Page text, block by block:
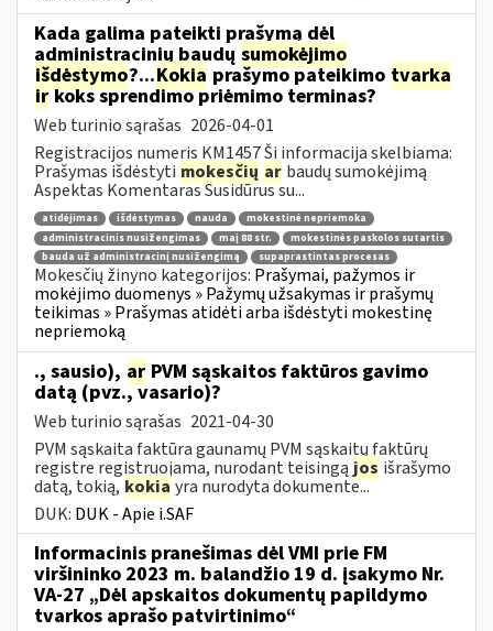
Kada galima pateikti prašymą dėl
administracinių baudų sumokėjimo
išdėstymo?...Kokia prašymo pateikimo tvarka
irkoks sprendimo priėmimo terminas?
Web turinio sąrašas 2026-04-01
Registracijos numeris KM1457 Ši informacija skelbiama:
Prašymas išdėstyti mokesčių ar baudų sumokėjimą
Aspektas Komentaras Susidūrus su...
atidėjimas išdėstymas nauda
mokestinė nepriemoka
administracinis nusižengimas
maį 88 str.
mokestinės paskolos sutartis
bauda už administracinį nusižengimą
supaprastintas procesas
Mokesčių žinyno kategorijos: Prašymai, pažymos ir
mokėjimo duomenys » Pažymų užsakymas ir prašymų
teikimas » Prašymas atidėti arba išdėstyti mokestinę
nepriemoką
., sausio), ar PVM sąskaitos faktūros gavimo
datą (pvz., vasario)?
Web turinio sąrašas 2021-04-30
PVM sąskaita faktūra gaunamų PVM sąskaitų faktūrų
registre registruojama, nurodant teisingą jos išrašymo
datą, tokią, kokia yra nurodyta dokumente...
DUK: DUK - Apie i.SAF
Informacinis pranešimas dėl VMI prie FM
viršininko 2023 m. balandžio 19 d. įsakymo Nr.
VA-27 „Dėl apskaitos dokumentų papildymo
tvarkos aprašo patvirtinimo“